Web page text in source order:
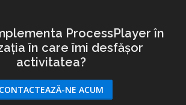
ProcessPlayer în
în care îmi desfășor
activitatea?
CONTACTEAZĂ-NE ACUM